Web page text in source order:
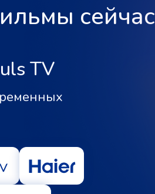
сейчас
TV